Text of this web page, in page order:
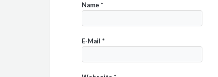
Name *
E-Mail *